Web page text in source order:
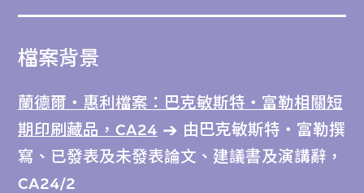
檔案背景
蘭德爾‧惠利檔案：巴克敏斯特‧富勒相關短
期印刷藏品，CA24
由巴克敏斯特‧富勒撰
寫、已發表及未發表論文、建議書及演講辭，
CA24/2